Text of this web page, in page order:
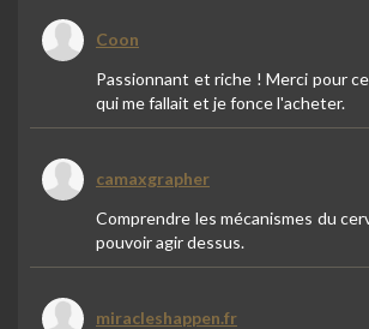
Coon
Passionnant et riche ! Merci pour
qui me fallait et je fonce l'acheter.
camaxgrapher
Comprendre les mécanismes du
pouvoir agir dessus.
miracleshappen.fr